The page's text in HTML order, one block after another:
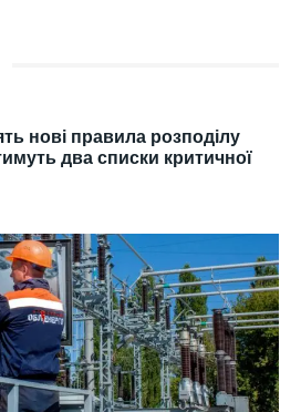
нові правила розподілу
два списки критичної